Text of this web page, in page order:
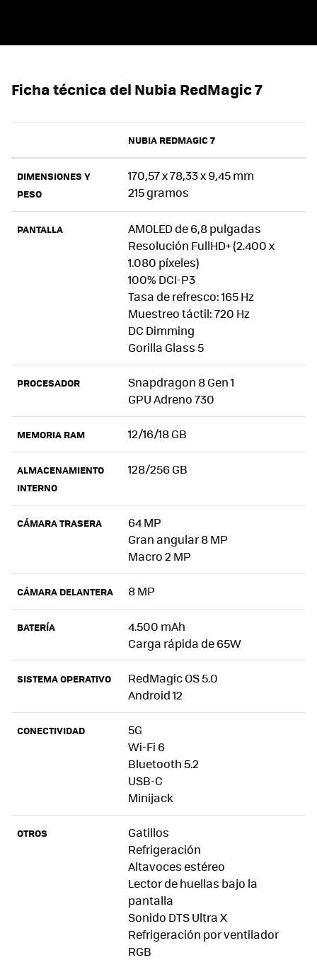
Ficha técnica del Nubia RedMagic 7
NUBIA REDMAGIC 7
DIMENSIONES Y
PESO
170,57 x 78,33 x 9,45 mm
215 gramos
PANTALLA
AMOLED de 6,8 pulgadas
Resolución FullHD+ (2.400 x
1.080 píxeles)
100% DCI-P3
Tasa de refresco: 165 Hz
Muestreo táctil: 720 Hz
DC Dimming
Gorilla Glass 5
PROCESADOR
Snapdragon 8 Gen 1
GPU Adreno 730
MEMORIA RAM 12/16/18 GB
ALMACENAMIENTO
INTERNO
128/256 GB
CÁMARA TRASERA
64 MP
Gran angular 8 MP
Macro 2 MP
CÁMARA DELANTERA 8 MP
BATERÍA
4.500 mAh
Carga rápida de 65W
SISTEMA OPERATIVO
RedMagic OS 5.0
Android 12
CONECTIVIDAD
5G
Wi-Fi 6
Bluetooth 5.2
USB-C
Minijack
OTROS
Gatillos
Refrigeración
Altavoces estéreo
Lector de huellas bajo la
pantalla
Sonido DTS Ultra X
Refrigeración por ventilador
RGB